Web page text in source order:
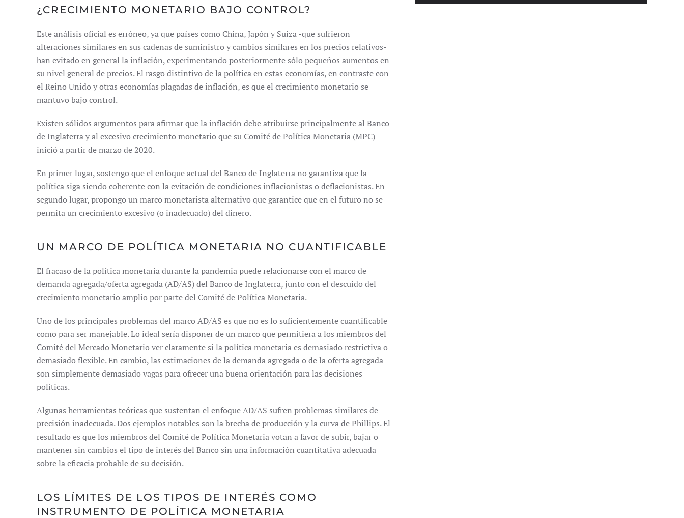
¿CRECIMIENTO MONETARIO BAJO CONTROL?
Este análisis oficial es erróneo, ya que países como China, Japón y Suiza -que sufrieron
alteraciones similares en sus cadenas de suministro y cambios similares en los precios relativos-
han evitado en general la inflación, experimentando posteriormente sólo pequeños aumentos en
su nivel general de precios. El rasgo distintivo de la política en estas economías, en contraste con
el Reino Unido y otras economías plagadas de inflación, es que el crecimiento monetario se
mantuvo bajo control.
Existen sólidos argumentos para afirmar que la inflación debe atribuirse principalmente al Banco
de Inglaterra y al excesivo crecimiento monetario que su Comité de Política Monetaria (MPC)
inició a partir de marzo de 2020.
En primer lugar, sostengo que el enfoque actual del Banco de Inglaterra no garantiza que la
política siga siendo coherente con la evitación de condiciones inflacionistas o deflacionistas. En
segundo lugar, propongo un marco monetarista alternativo que garantice que en el futuro no se
permita un crecimiento excesivo (o inadecuado) del dinero.
UN MARCO DE POLÍTICA MONETARIA NO CUANTIFICABLE
El fracaso de la política monetaria durante la pandemia puede relacionarse con el marco de
demanda agregada/oferta agregada (AD/AS) del Banco de Inglaterra, junto con el descuido del
crecimiento monetario amplio por parte del Comité de Política Monetaria.
Uno de los principales problemas del marco AD/AS es que no es lo suficientemente cuantificable
como para ser manejable. Lo ideal sería disponer de un marco que permitiera a los miembros del
Comité del Mercado Monetario ver claramente si la política monetaria es demasiado restrictiva o
demasiado flexible. En cambio, las estimaciones de la demanda agregada o de la oferta agregada
son simplemente demasiado vagas para ofrecer una buena orientación para las decisiones
políticas.
Algunas herramientas teóricas que sustentan el enfoque AD/AS sufren problemas similares de
precisión inadecuada. Dos ejemplos notables son la brecha de producción y la curva de Phillips. El
resultado es que los miembros del Comité de Política Monetaria votan a favor de subir, bajar o
mantener sin cambios el tipo de interés del Banco sin una información cuantitativa adecuada
sobre la eficacia probable de su decisión.
LOS LÍMITES DE LOS TIPOS DE INTERÉS COMO
INSTRUMENTO DE POLÍTICA MONETARIA